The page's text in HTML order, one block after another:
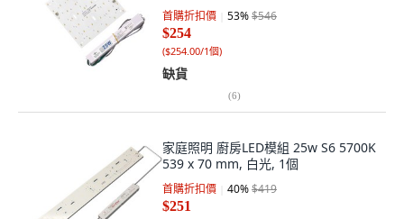
首購折扣價 53%$546
$254
($254.00/1個)
缺貨
(6)
家庭照明 廚房LED模組 25w S6 5700K
539 x 70 mm, 白光, 1個
首購折扣價 40%$419
$251